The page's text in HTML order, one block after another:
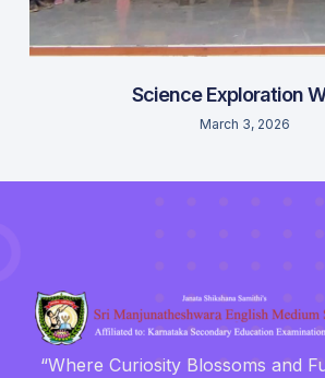
Science Exploration
March 3, 2026
“Where Curiosity Blossoms and